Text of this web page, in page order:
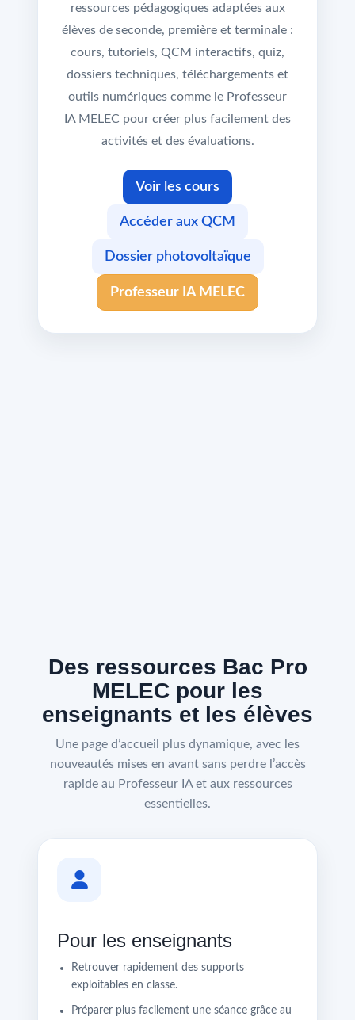
ressources pédagogiques adaptées aux
élèves de seconde, première et terminale :
cours, tutoriels, QCM interactifs, quiz,
dossiers techniques, téléchargements et
outils numériques comme le Professeur
IA MELEC pour créer plus facilement des
activités et des évaluations.
Voir les cours
Accéder aux QCM
Dossier photovoltaïque
Professeur IA MELEC
Des ressources Bac Pro
MELEC pour les
enseignants et les élèves
Une page d’accueil plus dynamique, avec les
nouveautés mises en avant sans perdre l’accès
rapide au Professeur IA et aux ressources
essentielles.
Pour les enseignants
Retrouver rapidement des supports
exploitables en classe.
Préparer plus facilement une séance grâce au